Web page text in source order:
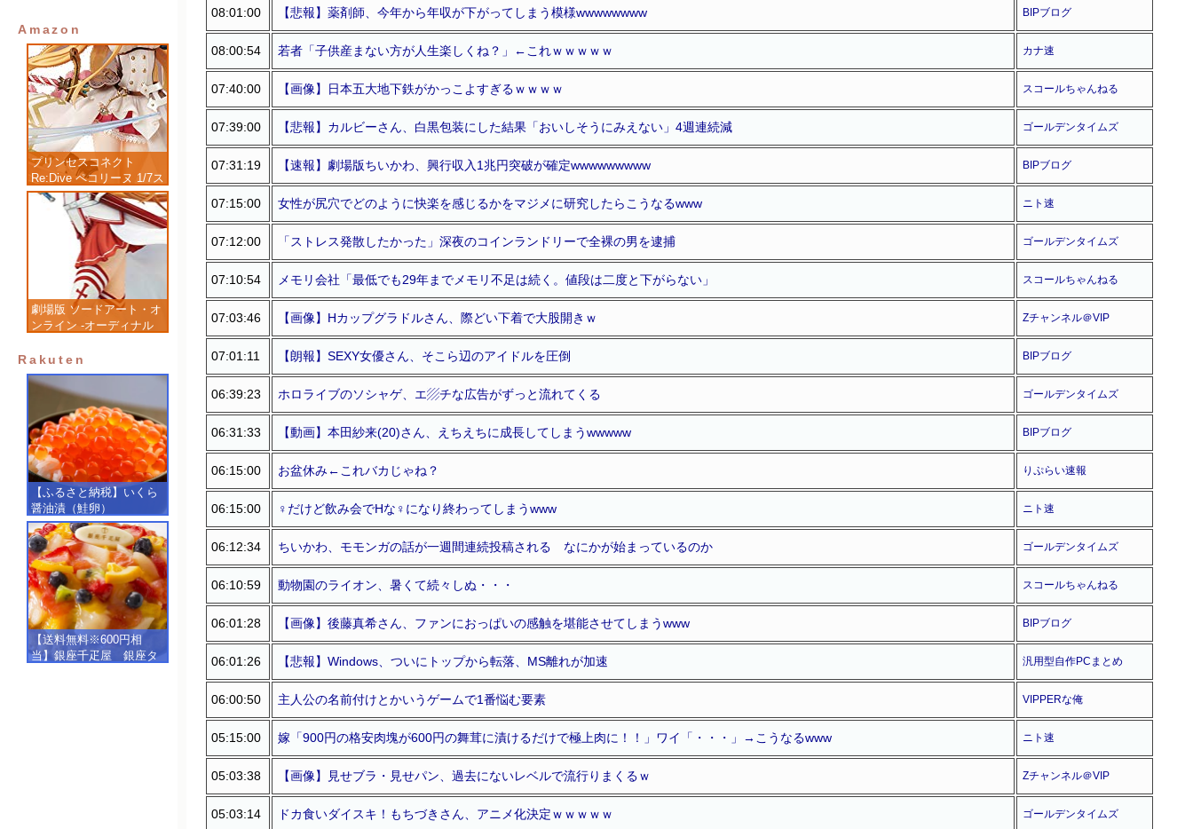
Amazon
プリンセスコネクト
Re:Dive ペコリーヌ 1/7ス
ケール 塗装済み完成品フ
ィギュア
劇場版 ソードアート・オ
ンライン -オーディナル
成品フィギュア
Rakuten
【ふるさと納税】いくら
醤油漬（鮭卵）
【500g（250g×2）】
【送料無料※600円相
当】銀座千疋屋 銀座タ
08:01:00 【悲報】薬剤師、今年から年収が下がってしまう模様wwwwwwww BIPブログ
08:00:54 若者「子供産まない方が人生楽しくね？」←これｗｗｗｗｗ カナ速
07:40:00 【画像】日本五大地下鉄がかっこよすぎるｗｗｗｗ スコールちゃんねる
07:39:00 【悲報】カルビーさん、白黒包装にした結果「おいしそうにみえない」4週連続減 ゴールデンタイムズ
07:31:19 【速報】劇場版ちいかわ、興行収入1兆円突破が確定wwwwwwwww BIPブログ
07:15:00 女性が尻穴でどのように快楽を感じるかをマジメに研究したらこうなるwww ニト速
07:12:00 「ストレス発散したかった」深夜のコインランドリーで全裸の男を逮捕 ゴールデンタイムズ
07:10:54 メモリ会社「最低でも29年までメモリ不足は続く。値段は二度と下がらない」 スコールちゃんねる
07:03:46 【画像】Hカップグラドルさん、際どい下着で大股開きｗ Zチャンネル＠VIP
07:01:11 【朗報】SEXY女優さん、そこら辺のアイドルを圧倒 BIPブログ
06:39:23 ホロライブのソシャゲ、エ▨チな広告がずっと流れてくる ゴールデンタイムズ
06:31:33 【動画】本田紗来(20)さん、えちえちに成長してしまうwwwww BIPブログ
06:15:00 お盆休み←これバカじゃね？ りぷらい速報
06:15:00 ♀だけど飲み会でHな♀になり終わってしまうwww ニト速
06:12:34 ちいかわ、モモンガの話が一週間連続投稿される なにかが始まっているのか ゴールデンタイムズ
06:10:59 動物園のライオン、暑くて続々しぬ・・・ スコールちゃんねる
06:01:28 【画像】後藤真希さん、ファンにおっぱいの感触を堪能させてしまうwww BIPブログ
06:01:26 【悲報】Windows、ついにトップから転落、MS離れが加速 汎用型自作PCまとめ
06:00:50 主人公の名前付けとかいうゲームで1番悩む要素 VIPPERな俺
05:15:00 嫁「900円の格安肉塊が600円の舞茸に漬けるだけで極上肉に！！」ワイ「・・・」→こうなるwww ニト速
05:03:38 【画像】見せブラ・見せパン、過去にないレベルで流行りまくるｗ Zチャンネル＠VIP
05:03:14 ドカ食いダイスキ！もちづきさん、アニメ化決定ｗｗｗｗｗ ゴールデンタイムズ